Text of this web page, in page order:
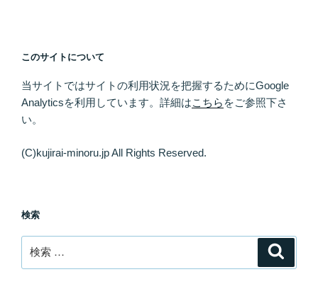
このサイトについて
当サイトではサイトの利用状況を把握するためにGoogle
Analyticsを利用しています。 詳細はこちら をご参照下さ
い。
(C)kujirai-minoru.jp All Rights Reserved.
検索
検
索: